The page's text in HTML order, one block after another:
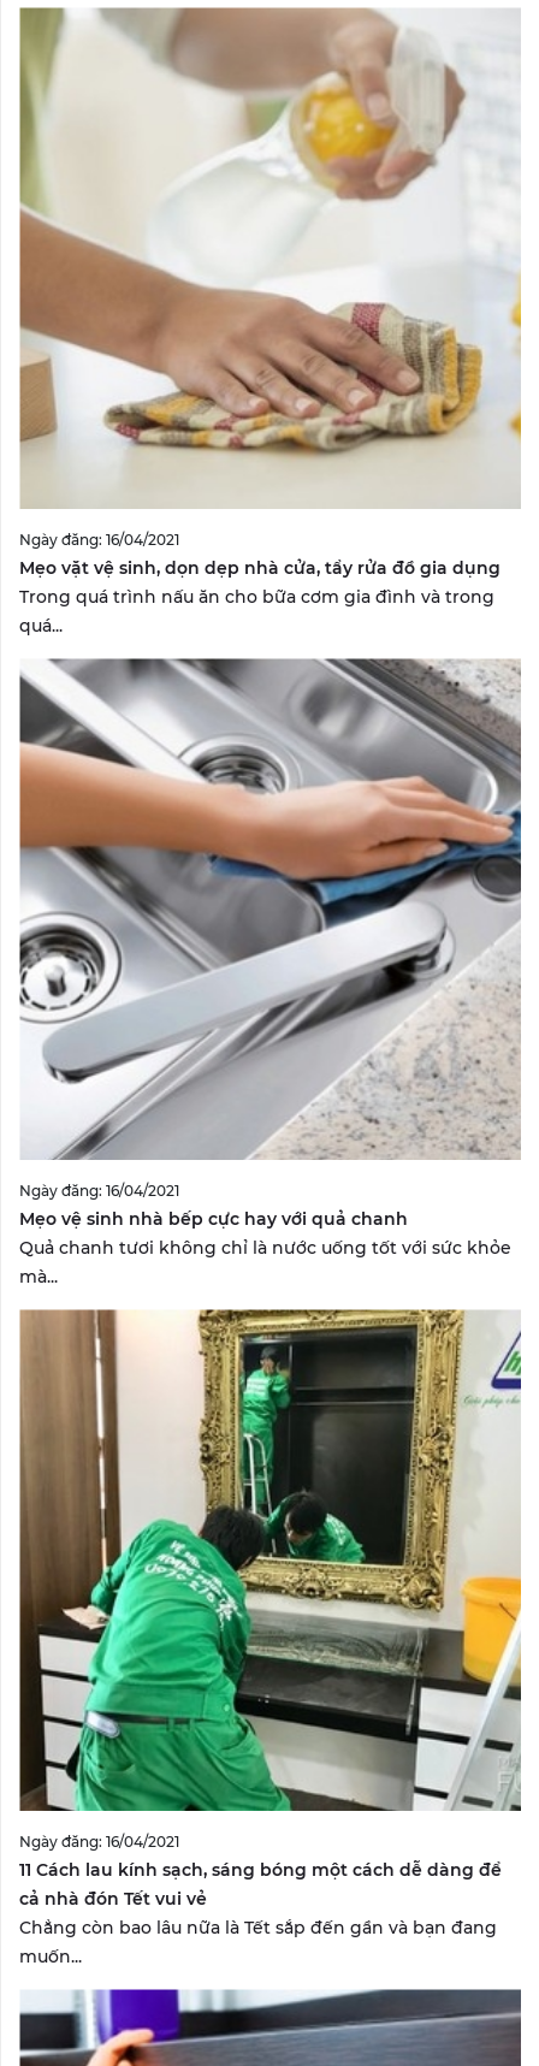
Ngày đăng: 16/04/2021
Mẹo vặt vệ sinh, dọn dẹp nhà cửa, tẩy rửa đồ gia dụng
Trong quá trình nấu ăn cho bữa cơm gia đình và trong
quá...
Ngày đăng: 16/04/2021
Mẹo vệ sinh nhà bếp cực hay với quả chanh
Quả chanh tươi không chỉ là nước uống tốt với sức khỏe
mà...
Ngày đăng: 16/04/2021
11 Cách lau kính sạch, sáng bóng một cách dễ dàng để
cả nhà đón Tết vui vẻ
Chẳng còn bao lâu nữa là Tết sắp đến gần và bạn đang
muốn...